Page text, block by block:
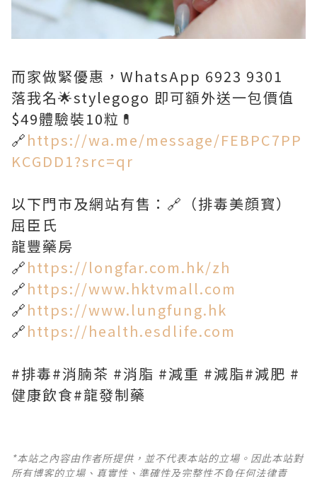
而家做緊優惠，WhatsApp 6923 9301
落我名🌟stylegogo 即可額外送一包價值
$49體驗裝10粒💊
🔗https://wa.me/message/FEBPC7PP
KCGDD1?src=qr
以下門市及網站有售：🔗（排毒美顔寳）
屈臣氏
龍豐藥房
🔗https://longfar.com.hk/zh
🔗https://www.hktvmall.com
🔗https://www.lungfung.hk
🔗https://health.esdlife.com
#排毒#消腩茶 #消脂 #減重 #減脂#減肥 #
健康飲食#龍發制藥
*本站之內容由作者所提供，並不代表本站的立場。因此本站對
所有博客的立場、真實性、準確性及完整性不負任何法律責